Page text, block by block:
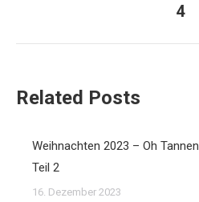
4
Related Posts
Weihnachten 2023 – Oh
Teil 2
16. Dezember 2023